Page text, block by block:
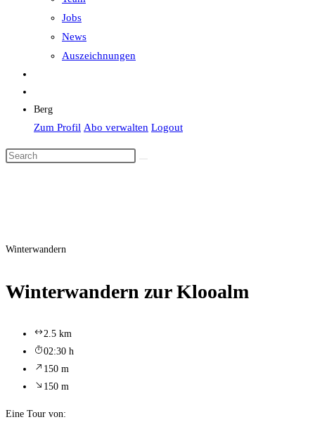
Jobs
News
Auszeichnungen
Berg
Zum Profil Abo verwalten Logout
Winterwandern
Winterwandern zur Klooalm
2.5 km
02:30 h
150 m
150 m
Eine Tour von: